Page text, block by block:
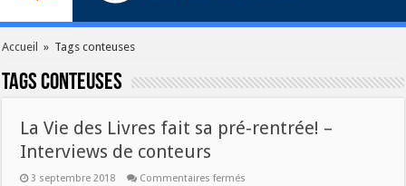
Accueil » Tags conteuses
Tagsconteuses
La Vie des Livres fait sa pré-rentrée! –
Interviews de conteurs
3 septembre 2018 Commentaires fermés